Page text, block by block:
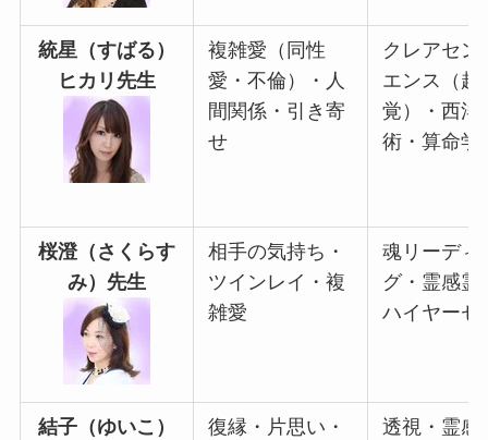
統星（すばる）
ヒカリ先生
複雑愛（同性
愛・不倫）・人
間関係・引き寄
せ
クレアセン
エンス（超
覚）・西洋
術・算命学
桜澄（さくらす
み）先生
相手の気持ち・
ツインレイ・複
雑愛
魂リーディ
グ・霊感霊
ハイヤーセ
結子（ゆいこ）
復縁・片思い・
透視・霊感